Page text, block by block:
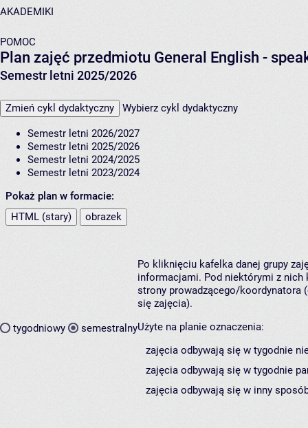
AKADEMIKI
POMOC
Plan zajęć przedmiotu General English -
Semestr letni 2025/2026
Zmień cykl dydaktyczny Wybierz cykl dydaktyczny
Semestr letni 2026/2027
Semestr letni 2025/2026
Semestr letni 2024/2025
Semestr letni 2023/2024
Pokaż plan w formacie:
HTML (stary)
obrazek
tygodniowy semestralny
Po kliknięciu kafelka danej grupy
informacjami. Pod niektórymi z nich
strony prowadzącego/koordynatora
się zajęcia).
Użyte na planie oznaczenia:
zajęcia odbywają się w tygodnie
zajęcia odbywają się w tygodnie
zajęcia odbywają się w inny